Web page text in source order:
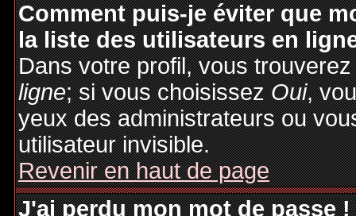
Comment puis-je éviter que
la liste des utilisateurs en
Dans votre profil, vous
ligne; si vous choisissezOui,
yeux des administrateurs ou
utilisateur invisible.
Revenir en haut de page
J'ai perdu mon mot de passe !